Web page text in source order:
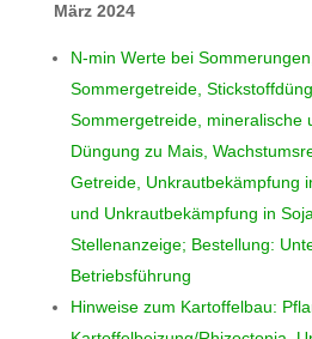
März 2024
N-min Werte bei
Sommergetreide,
Sommergetreide, mineralische
Düngung zu Mais,
Getreide, Unkrautbekämpfung
und Unkrautbekämpfung in
Stellenanzeige; Bestellung:
Betriebsführung
Hinweise zum Kartoffelbau: